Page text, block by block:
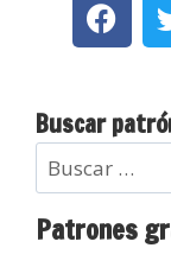
Buscar
Patrones